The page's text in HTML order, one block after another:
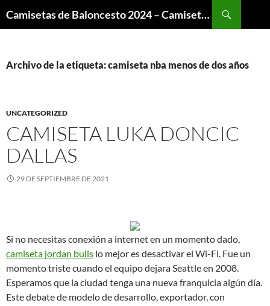
Camisetas de Baloncesto 2024 – Camisetas NBA
Archivo de la etiqueta: camiseta nba menos de dos años
UNCATEGORIZED
CAMISETA LUKA DONCIC
DALLAS
29 DE SEPTIEMBRE DE 2021
Si no necesitas conexión a internet en un momento dado,
camiseta jordan bulls lo mejor es desactivar el Wi-Fi. Fue un
momento triste cuando el equipo dejara Seattle en 2008.
Esperamos que la ciudad tenga una nueva franquicia algún día.
Este debate de modelo de desarrollo, exportador, con